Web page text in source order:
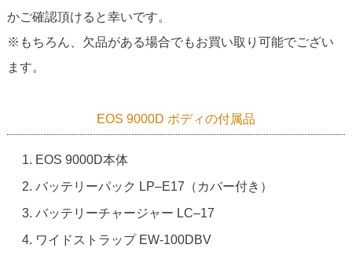
かご確認頂けると幸いです。
※もちろん、欠品がある場合でもお買い取り可能でござい
ます。
EOS 9000D ボディの付属品
EOS 9000D本体
バッテリーパック LP–E17（カバー付き）
バッテリーチャージャー LC–17
ワイドストラップ EW-100DBV